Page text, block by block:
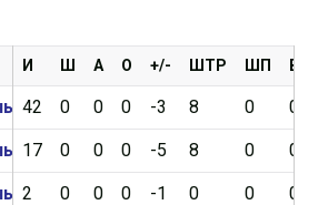
И Ш А О +/- ШТР ШП ВБР
42 0 0 0 -3 8 0 0
17 0 0 0 -5 8 0 0
2 0 0 0 -1 0 0 0
чемпионат 2024/2025
чемпионат 2023/2024
чемпионат 2022/2023